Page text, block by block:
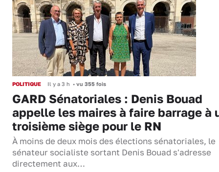
POLITIQUE Il y a 3 h • vu 355 fois
GARD Sénatoriales : Denis Bouad
appelle les maires à faire barrage à
troisième siège pour le RN
À moins de deux mois des élections sénatoriales, le
sénateur socialiste sortant Denis Bouad s'adresse
directement aux…